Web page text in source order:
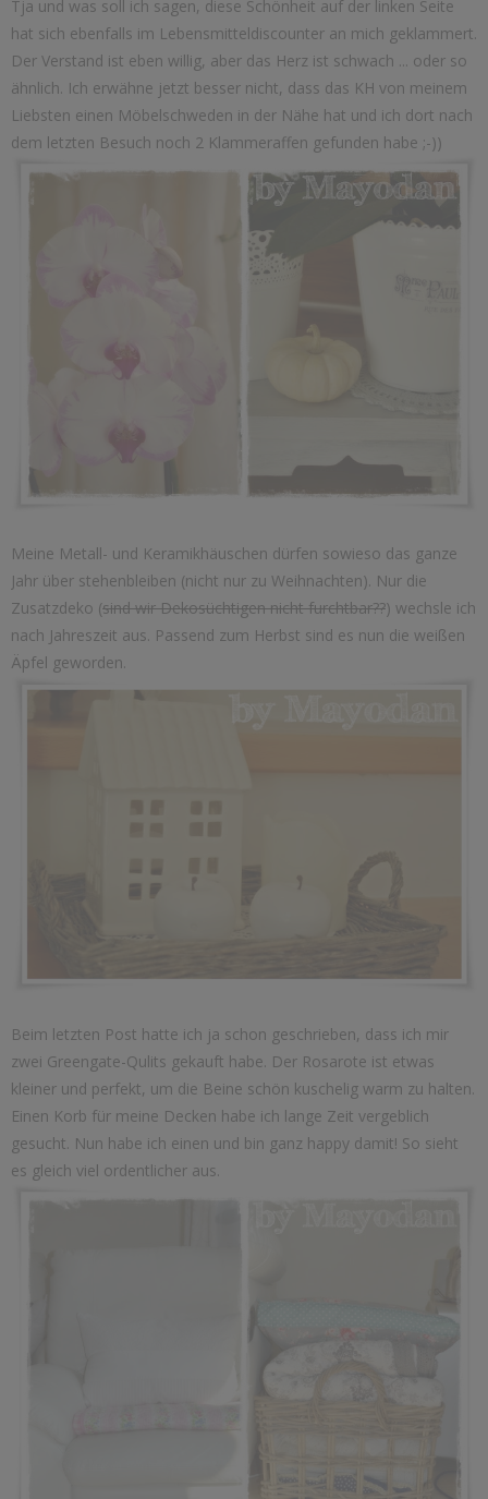
Tja und was soll ich sagen, diese Schönheit auf der linken Seite
hat sich ebenfalls im Lebensmitteldiscounter an mich geklammert.
Der Verstand ist eben willig, aber das Herz ist schwach ... oder so
ähnlich. Ich erwähne jetzt besser nicht, dass das KH von meinem
Liebsten einen Möbelschweden in der Nähe hat und ich dort nach
dem letzten Besuch noch 2 Klammeraffen gefunden habe ;-))
Meine Metall- und Keramikhäuschen dürfen sowieso das ganze
Jahr über stehenbleiben (nicht nur zu Weihnachten). Nur die
Zusatzdeko (sind wir Dekosüchtigen nicht furchtbar??) wechsle ich
nach Jahreszeit aus. Passend zum Herbst sind es nun die weißen
Äpfel geworden.
Beim letzten Post hatte ich ja schon geschrieben, dass ich mir
zwei Greengate-Qulits gekauft habe. Der Rosarote ist etwas
kleiner und perfekt, um die Beine schön kuschelig warm zu halten.
Einen Korb für meine Decken habe ich lange Zeit vergeblich
gesucht. Nun habe ich einen und bin ganz happy damit! So sieht
es gleich viel ordentlicher aus.